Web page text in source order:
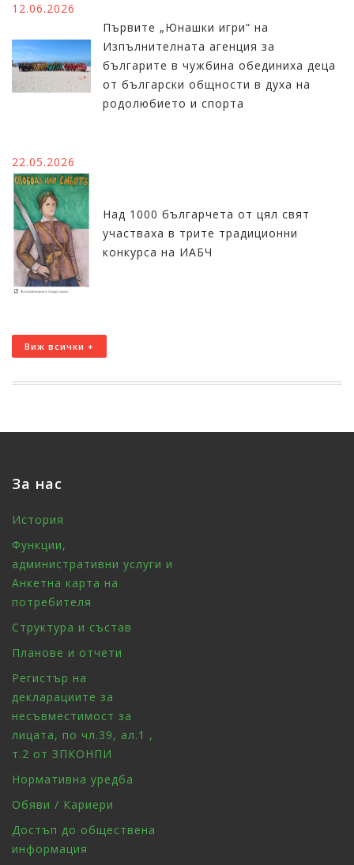
12.06.2026
Първите „Юнашки игри“ на
Изпълнителната агенция за
българите в чужбина обединиха деца
от български общности в духа на
родолюбието и спорта
22.05.2026
Над 1000 българчета от цял свят
участваха в трите традиционни
конкурса на ИАБЧ
Виж всички +
За нас
История
Функции,
административни услуги и
Анкетна карта на
потребителя
Структура и състав
Планове и отчети
Регистър на
декларациите за
несъвместимост за
лицата, по чл.39, ал.1 ,
т.2 от ЗПКОНПИ
Нормативна уредба
Обяви / Кариери
Достъп до обществена
информация